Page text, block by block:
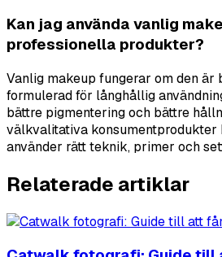
Kan jag använda vanlig
professionella produkter?
Vanlig makeup fungerar om den är
formulerad för långhållig
bättre pigmentering och bättre
välkvalitativa konsumentprodukter
använder rätt teknik, primer och
Relaterade artiklar